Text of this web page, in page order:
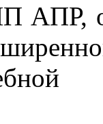
АПР,